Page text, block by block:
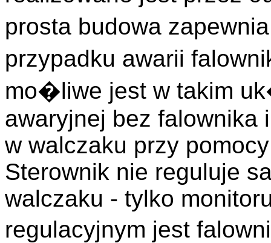
prosta budowa
przypadku awarii
mo�liwe jest w takim
awaryjnej bez falownika
w walczaku przy
Sterownik nie reguluje
walczaku - tylko
regulacyjnym jest